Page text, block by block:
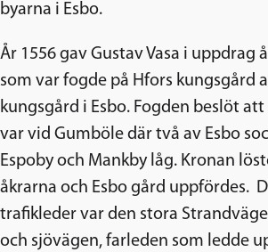
byarna i Esbo.
År 1556 gav Gustav Vasa i uppdrag
som var fogde på Hfors kungsgård
kungsgård i Esbo. Fogden beslöt
var vid Gumböle där två av Esbo
Espoby och Mankby låg. Kronan
åkrarna och Esbo gård uppfördes.
trafikleder var den stora
och sjövägen, farleden som ledde